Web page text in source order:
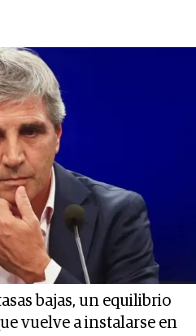
bajas, un equilibrio
vuelve a instalarse en